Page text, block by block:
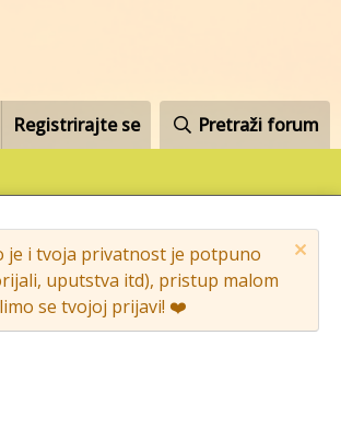
Registrirajte se Pretraži forum
je i tvoja privatnost je potpuno
uputstva itd), pristup malom
se tvojoj prijavi! ❤️